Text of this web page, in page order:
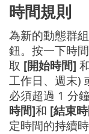
時間規則
為新的動態群
鈕。按一下時
取 [開始時間]
工作日、週末)
必須超過 1 分
時間]和 [結束
定時間的持續